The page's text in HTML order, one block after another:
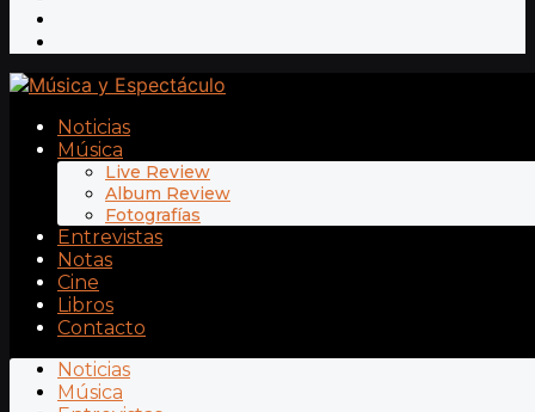
Noticias
Música
Live Review
Album Review
Fotografías
Entrevistas
Notas
Cine
Libros
Contacto
Noticias
Música